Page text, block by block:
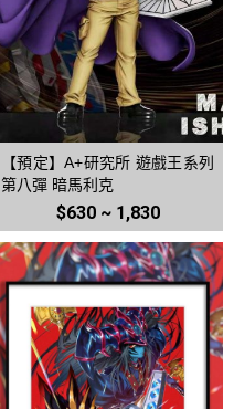
【預定】A+研究所 遊戲王系列
第八彈 暗馬利克
$630 ~ 1,830